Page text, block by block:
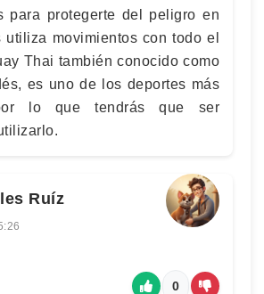
para protegerte del peligro en
utiliza movimientos con todo el
Thai también conocido como
es uno de los deportes más
lo que tendrás que ser
Ruíz
0